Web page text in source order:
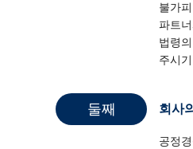
불가
파트
법령
주시
둘째 회사
공정